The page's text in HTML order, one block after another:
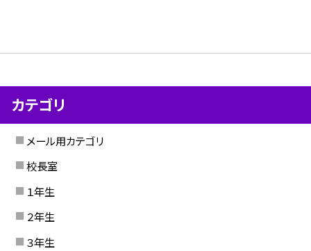
カテゴリ
メール用カテゴリ
校長室
１年生
２年生
３年生